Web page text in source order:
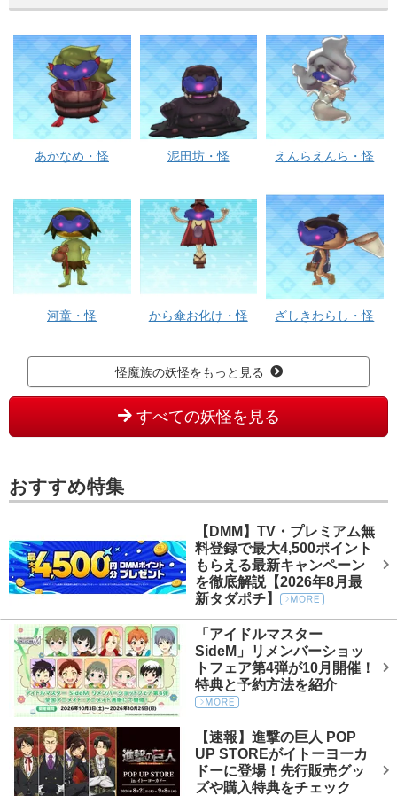
あかなめ・怪 泥田坊・怪 えんらえんら・怪
河童・怪 から傘お化け・怪 ざしきわらし・怪
怪魔族の妖怪をもっと見る
すべての妖怪を見る
おすすめ特集
【DMM】TV・プレミアム無
料登録で最大4,500ポイント
もらえる最新キャンペーン
を徹底解説【2026年8月最
新タダポチ】
「アイドルマスター
SideM」リメンバーショッ
トフェア第4弾が10月開催！
特典と予約方法を紹介
【速報】進撃の巨人 POP
UP STOREがイトーヨーカ
ドーに登場！先行販売グッ
ズや購入特典をチェック